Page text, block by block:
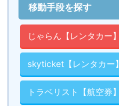
移動手段を探す
じゃらん【レンタカー】
skyticket【レンタカー】
トラベリスト【航空券】